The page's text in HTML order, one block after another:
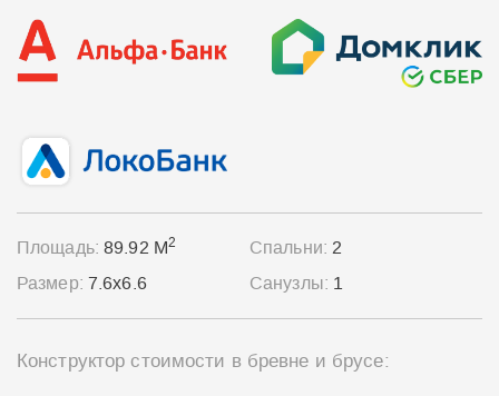
Площадь:89.92 М2
Размер: 7.6x6.6
Спальни:2
Санузлы: 1
Конструктор стоимости в бревне и брусе: